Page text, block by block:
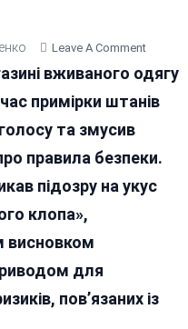
Leave A CommentOn
«У
Жінку
Його
вживаного одягу
примірки штанів
та змусив
правила безпеки.
підозру на укус
клопа»,
висновком
для
пов’язаних із